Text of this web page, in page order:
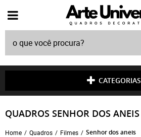
CATEGORIAS
QUADROS SENHOR DOS ANEIS
Home Quadros Filmes Senhor dos aneis